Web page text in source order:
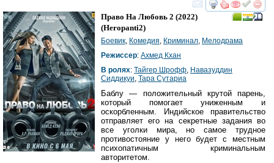
смотреть
Право На Любовь 2 (2022)
(Heropanti2)
Боевик, Комедия, Криминал, Мелодрама
Режиссер: Ахмед Кхан
В ролях: Тайгер Шрофф, Навазуддин
Сиддикуи, Тара Сутариа
Баблу — положительный крутой парень,
который помогает униженным и
оскорбленным. Индийское правительство
отправляет его на секретные задания во
все уголки мира, но самое трудное
противостояние у него будет с местным
психопатичным криминальным
авторитетом.